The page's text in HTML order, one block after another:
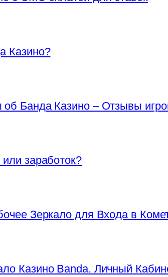
Казино?
Банда Казино – Отзывы
заработок?
Зеркало для Входа в
Казино Banda. Личный